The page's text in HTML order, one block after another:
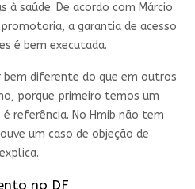
à saúde. De acordo com Márcio
a garantia de acesso
é bem executada.
bem diferente do que em outros
porque primeiro temos um
referência. No Hmib não tem
um caso de objeção de
no DF